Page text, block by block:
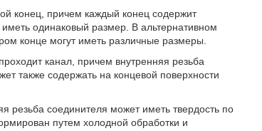
конец, причем каждый конец содержит
одинаковый размер. В альтернативном
конце могут иметь различные размеры.
канал, причем внутренняя резьба
также содержать на концевой поверхности
резьба соединителя может иметь твердость по
путем холодной обработки и